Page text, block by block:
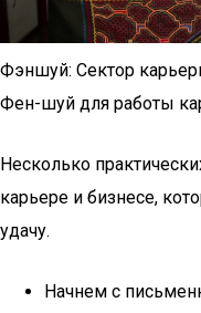
Фэншуй: Сектор
Фен-шуй для работы
Несколько
карьере и бизнесе,
удачу.
Начнем с